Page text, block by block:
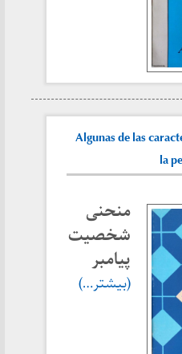
Algunas de las
la
منحنی
شخصیت
پیامبر
(بیشتر…)